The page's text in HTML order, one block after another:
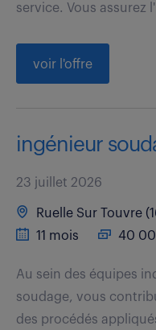
service. Vous assurez
voir l'offre
ingénieur
23 juillet 2026
Ruelle Sur Touvre
11 mois
40
Au sein des équipes
soudage, vous
des procédés